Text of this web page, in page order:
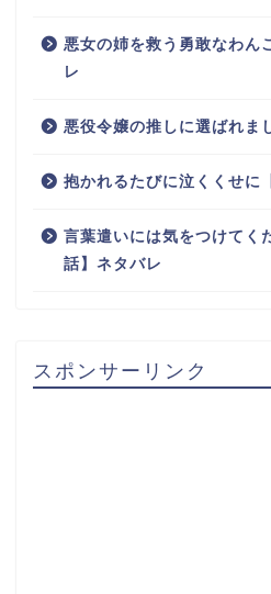
悪女の姉を救う勇敢なわん
レ
悪役令嬢の推しに選ばれま
抱かれるたびに泣くくせに
言葉遣いには気をつけてく
話】ネタバレ
スポンサーリンク